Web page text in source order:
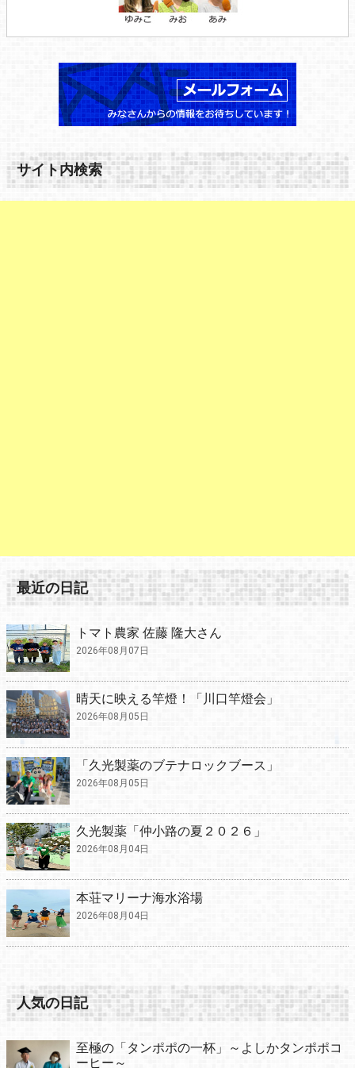
サイト内検索
最近の日記
トマト農家 佐藤 隆大さん
2026年08月07日
晴天に映える竿燈！「川口竿燈会」
2026年08月05日
「久光製薬のブテナロックブース」
2026年08月05日
久光製薬「仲小路の夏２０２６」
2026年08月04日
本荘マリーナ海水浴場
2026年08月04日
人気の日記
至極の「タンポポの一杯」～よしかタンポポコ
ーヒー～